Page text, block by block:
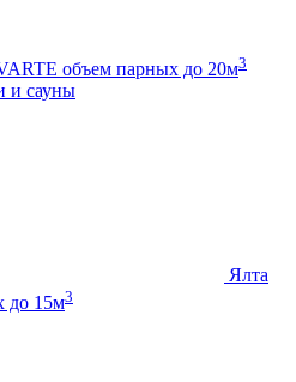
объем парных до 20м3
и сауны
Ялта
до 15м3